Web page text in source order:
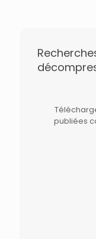
publiées